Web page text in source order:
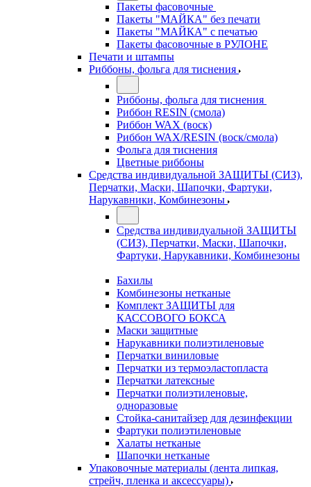
Пакеты фасовочные
Пакеты "МАЙКА" без печати
Пакеты "МАЙКА" с печатью
Пакеты фасовочные в РУЛОНЕ
Печати и штампы
Риббоны, фольга для тиснения
Риббоны, фольга для тиснения
Риббон RESIN (смола)
Риббон WAX (воск)
Риббон WAX/RESIN (воск/смола)
Фольга для тиснения
Цветные риббоны
Средства индивидуальной ЗАЩИТЫ (СИЗ),
Перчатки, Маски, Шапочки, Фартуки,
Нарукавники, Комбинезоны
Средства индивидуальной ЗАЩИТЫ
(СИЗ), Перчатки, Маски, Шапочки,
Фартуки, Нарукавники, Комбинезоны
Бахилы
Комбинезоны нетканые
Комплект ЗАЩИТЫ для
КАССОВОГО БОКСА
Маски защитные
Нарукавники полиэтиленовые
Перчатки виниловые
Перчатки из термоэластопласта
Перчатки латексные
Перчатки полиэтиленовые,
одноразовые
Стойка-санитайзер для дезинфекции
Фартуки полиэтиленовые
Халаты нетканые
Шапочки нетканые
Упаковочные материалы (лента липкая,
стрейч, пленка и аксессуары)